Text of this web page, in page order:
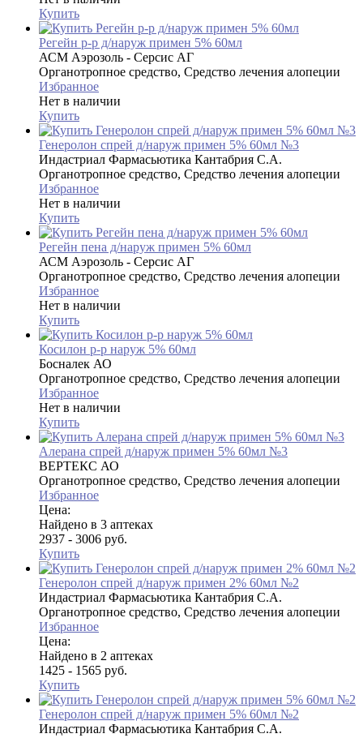
Купить
Регейн р-р д/наруж примен 5% 60мл
АСМ Аэрозоль - Серсис АГ
Органотропное средство, Средство лечения алопеции
Избранное
Нет в наличии
Купить
Генеролон спрей д/наруж примен 5% 60мл №3
Индастриал Фармасьютика Кантабрия С.А.
Органотропное средство, Средство лечения алопеции
Избранное
Нет в наличии
Купить
Регейн пена д/наруж примен 5% 60мл
АСМ Аэрозоль - Серсис АГ
Органотропное средство, Средство лечения алопеции
Избранное
Нет в наличии
Купить
Косилон р-р наруж 5% 60мл
Босналек АО
Органотропное средство, Средство лечения алопеции
Избранное
Нет в наличии
Купить
Алерана спрей д/наруж примен 5% 60мл №3
ВЕРТЕКС АО
Органотропное средство, Средство лечения алопеции
Избранное
Цена:
Найдено в 3 аптеках
2937 - 3006 руб.
Купить
Генеролон спрей д/наруж примен 2% 60мл №2
Индастриал Фармасьютика Кантабрия С.А.
Органотропное средство, Средство лечения алопеции
Избранное
Цена:
Найдено в 2 аптеках
1425 - 1565 руб.
Купить
Генеролон спрей д/наруж примен 5% 60мл №2
Индастриал Фармасьютика Кантабрия С.А.